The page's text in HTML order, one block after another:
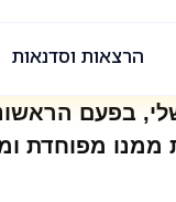
הרצאות וסדנאות
הקילוגרמים
מפוחדת